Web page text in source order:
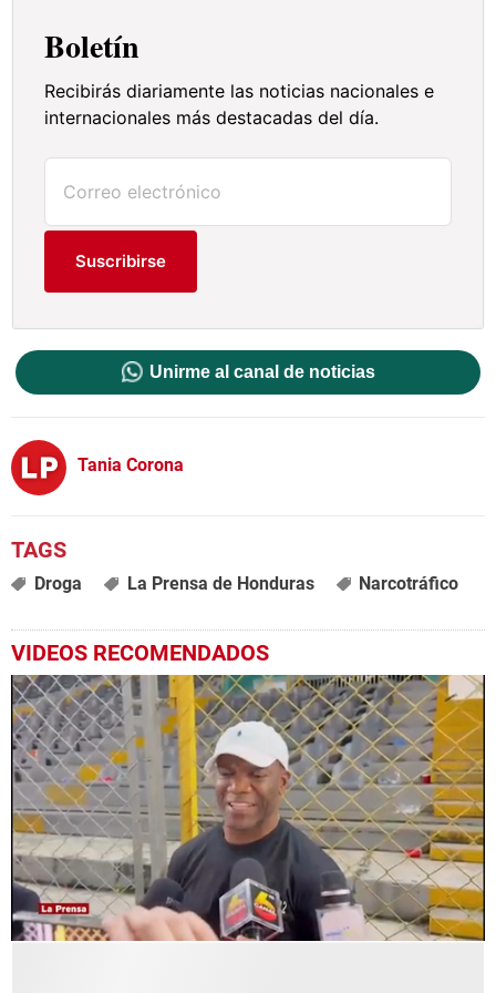
Boletín
Recibirás diariamente las noticias nacionales e
internacionales más destacadas del día.
Suscribirse
Unirme al canal de noticias
Tania Corona
Droga La Prensa de Honduras Narcotráfico
VIDEOS RECOMENDADOS